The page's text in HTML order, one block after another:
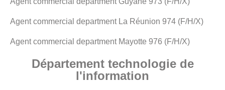
Agent commercial department La Réunion 974 (F/H/X)
Agent commercial department Mayotte 976 (F/H/X)
Département technologie de
l'information